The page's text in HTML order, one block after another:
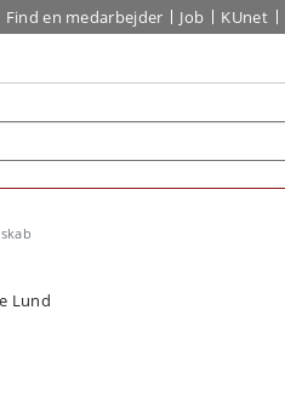
Find en medarbejder Job KUnet